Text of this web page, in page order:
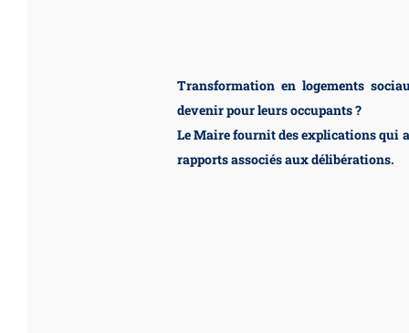
Transformation en logements
devenir pour leurs occupants ?
Le Maire fournit des explications qui
rapports associés aux délibérations.